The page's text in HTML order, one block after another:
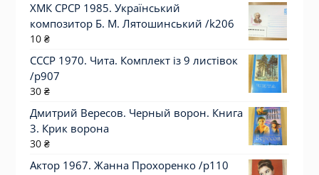
ХМК СРСР 1985. Український
композитор Б. М. Лятошинський /k206
10 ₴
СССР 1970. Чита. Комплект із 9 листівок
/р907
30 ₴
Дмитрий Вересов. Черный ворон. Книга
3. Крик ворона
30 ₴
Актор 1967. Жанна Прохоренко /p110